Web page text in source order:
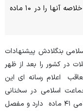
۴۱ ماده دارد و مفصل است. فعلا به طور خلاصه آنها را در ۱۰ ماده
بنگلادش پیشنهادات
در کشور را بعد از ظهر
اعلام رسانه ای این
اسلامی در سخنانی
گفت: "اساساً پیشنهادات اصلاحی جماعت اسلامی ۴۱ ماده دارد و مفصل